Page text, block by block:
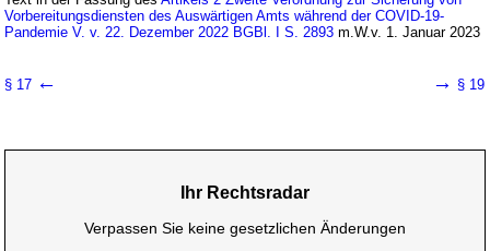
Vorbereitungsdiensten des Auswärtigen Amts während der COVID-19-
Pandemie V. v. 22. Dezember 2022 BGBl. I S. 2893 m.W.v. 1. Januar 2023
§ 17 ← → § 19
Ihr Rechtsradar
Verpassen Sie keine gesetzlichen Änderungen